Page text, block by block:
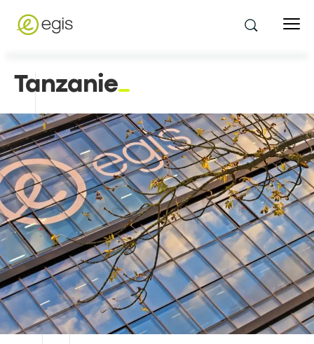
Tanzanie